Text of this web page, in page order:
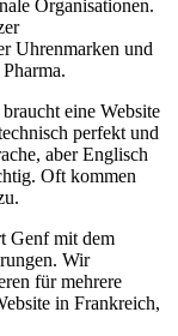
Organisationen.
Uhrenmarken und
eine Website
perfekt und
aber Englisch
Oft kommen
Genf mit dem
Wir
für mehrere
in Frankreich,